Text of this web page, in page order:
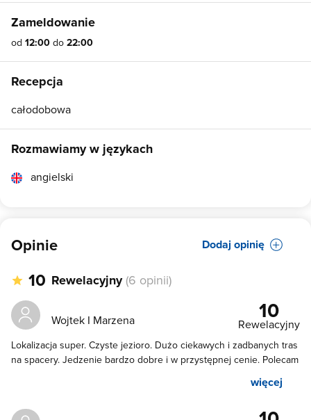
Zameldowanie
od 12:00 do 22:00
Recepcja
całodobowa
Rozmawiamy w językach
angielski
Opinie Dodaj opinię
10 Rewelacyjny (6 opinii)
Wojtek I Marzena 10
Rewelacyjny
Lokalizacja super. Czyste jezioro. Dużo ciekawych i zadbanych tras
na spacery. Jedzenie bardzo dobre i w przystępnej cenie. Polecam
więcej